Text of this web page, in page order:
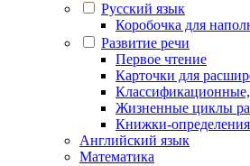
Русский язык
Коробочка для
Развитие речи
Первое чтение
Карточки для
Классификационные,
Жизненные циклы
Книжки-определения
Английский язык
Математика